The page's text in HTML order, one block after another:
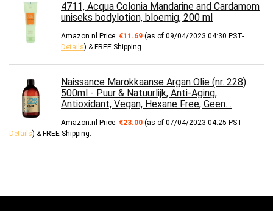
4711, Acqua Colonia Mandarine and Cardamom
uniseks bodylotion, bloemig, 200 ml
Amazon.nl Price: €11.69 (as of 09/04/2023 04:30 PST-
Details) & FREE Shipping.
Naissance Marokkaanse Argan Olie (nr. 228)
500ml - Puur & Natuurlijk, Anti-Aging,
Antioxidant, Vegan, Hexane Free, Geen…
Amazon.nl Price: €23.00 (as of 07/04/2023 04:25 PST-
Details) & FREE Shipping.